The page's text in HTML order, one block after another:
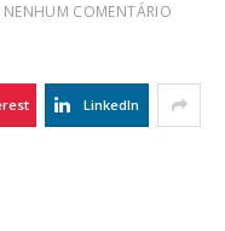
NENHUM COMENTÁRIO
LinkedIn